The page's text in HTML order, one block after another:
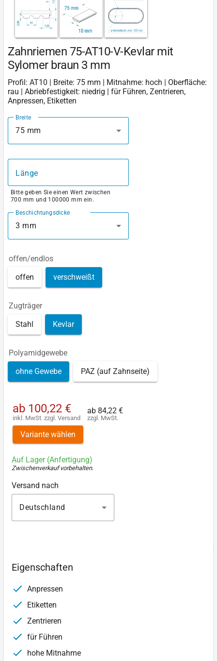
Zahnriemen 75-AT10-V-Kevlar mit
Sylomer braun 3 mm
Profil: AT10 | Breite: 75 mm | Mitnahme: hoch | Oberfläche:
rau | Abriebfestigkeit: niedrig | für Führen, Zentrieren,
Anpressen, Etiketten
Breite
75 mm
Länge
Bitte geben Sie einen Wert zwischen
700 mm und 100000 mm ein.
Beschichtungsdicke
3 mm
offen/endlos
offen verschweißt
Zugträger
Stahl Kevlar
Polyamidgewebe
ohne Gewebe PAZ (auf Zahnseite)
ab 100,22 €
inkl. MwSt. zzgl. Versand
ab 84,22 €
zzgl. MwSt.
Variante wählen
Auf Lager (Anfertigung)
Zwischenverkauf vorbehalten.
Versand nach
Deutschland
Eigenschaften
Anpressen
Etiketten
Zentrieren
für Führen
hohe Mitnahme